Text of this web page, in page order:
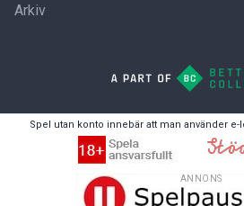
ANNONS
Arkiv
Spel utan konto innebär att man använder